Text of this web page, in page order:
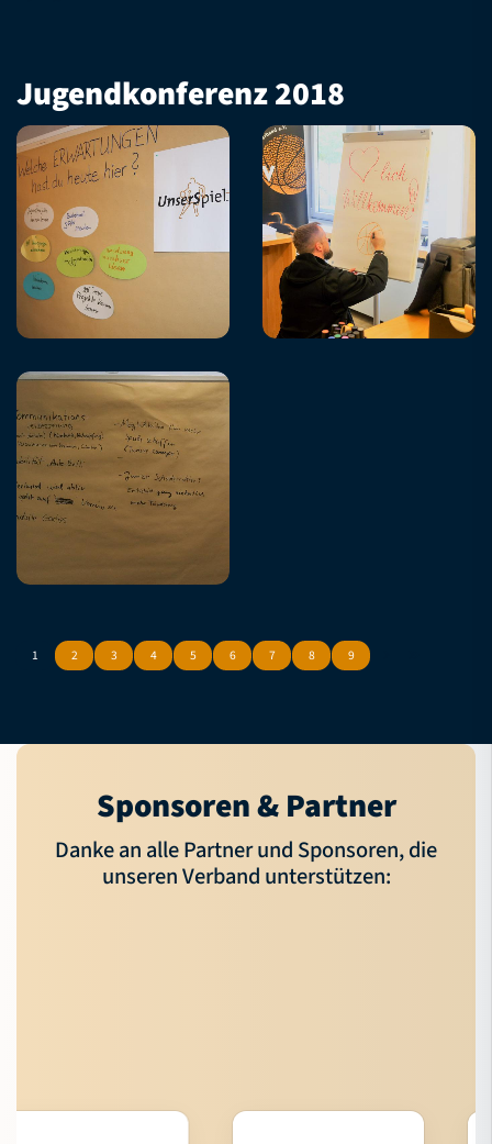
Jugendkonferenz 2018
1 2 3 4 5 6 7 8 9
Sponsoren & Partner
Danke an alle Partner und Sponsoren, die
unseren Verband unterstützen: